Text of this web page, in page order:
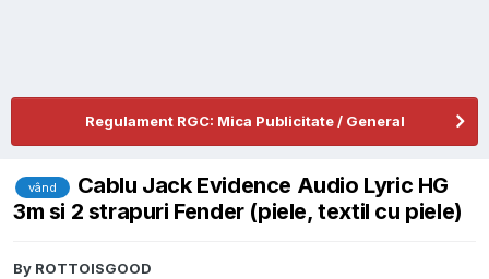
Regulament RGC: Mica Publicitate / General
vând
Cablu Jack Evidence Audio Lyric HG
3m si 2 strapuri Fender (piele, textil cu piele)
By ROTTOISGOOD